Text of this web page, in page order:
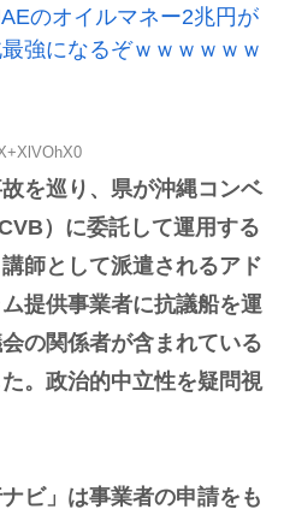
のオイルマネー2兆円が
強になるぞｗｗｗｗｗｗ
を巡り、県が沖縄コンベ
）に委託して運用する
師として派遣されるアド
提供事業者に抗議船を運
の関係者が含まれている
。政治的中立性を疑問視
ビ」は事業者の申請をも